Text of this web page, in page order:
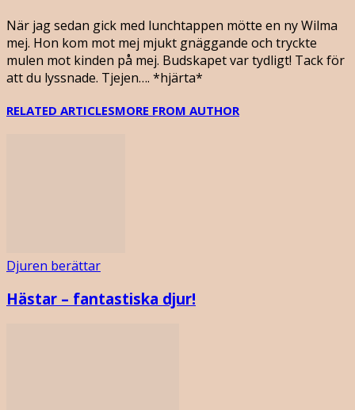
När jag sedan gick med lunchtappen mötte en ny Wilma
mej. Hon kom mot mej mjukt gnäggande och tryckte
mulen mot kinden på mej. Budskapet var tydligt! Tack för
att du lyssnade. Tjejen…. *hjärta*
RELATED ARTICLESMORE FROM AUTHOR
Djuren berättar
Hästar – fantastiska djur!